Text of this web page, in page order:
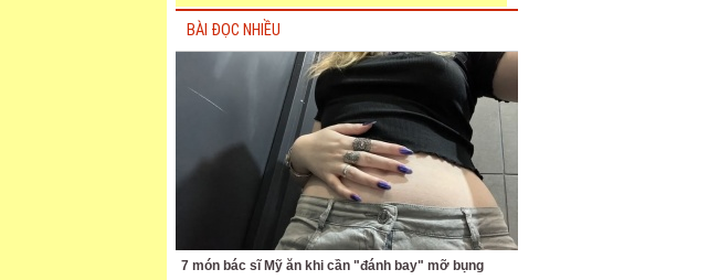
BÀI ĐỌC NHIỀU
7 món bác sĩ Mỹ ăn khi cần "đánh bay" mỡ bụng